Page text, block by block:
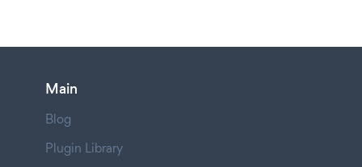
Main
Blog
Plugin Library